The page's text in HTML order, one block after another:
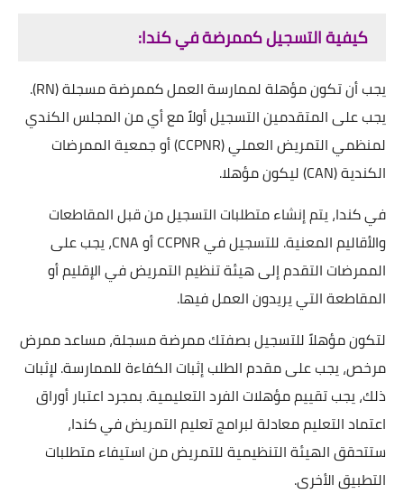
كيفية التسجيل كممرضة في كندا:
يجب أن تكون مؤهلة لممارسة العمل كممرضة مسجلة (RN).
يجب على المتقدمين التسجيل أولاً مع أي من المجلس الكندي
لمنظمي التمريض العملي (CCPNR) أو جمعية الممرضات
الكندية (CAN) ليكون مؤهلا.
في كندا، يتم إنشاء متطلبات التسجيل من قبل المقاطعات
والأقاليم المعنية. للتسجيل في CCPNR أو CNA، يجب على
الممرضات التقدم إلى هيئة تنظيم التمريض في الإقليم أو
المقاطعة التي يريدون العمل فيها.
لتكون مؤهلاً للتسجيل بصفتك ممرضة مسجلة، مساعد ممرض
مرخص، يجب على مقدم الطلب إثبات الكفاءة للممارسة. لإثبات
ذلك، يجب تقييم مؤهلات الفرد التعليمية. بمجرد اعتبار أوراق
اعتماد التعليم معادلة لبرامج تعليم التمريض في كندا،
ستتحقق الهيئة التنظيمية للتمريض من استيفاء متطلبات
التطبيق الأخرى.